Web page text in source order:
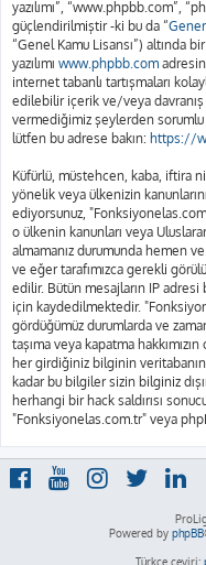
yazılımı”, “www.phpbb.com”,
güçlendirilmiştir -ki bu da “
“Genel Kamu Lisansı”) altında
yazılımı www.phpbb.com
internet tabanlı tartışmaları
edilebilir içerik ve/veya
vermediğimiz şeylerden
lütfen bu adrese bakın: https://
Küfürlü, müstehcen, kaba, iftira
yönelik veya ülkenizin
ediyorsunuz,
o ülkenin kanunları veya
almamanız durumunda hemen
ve eğer tarafımızca gerekli
edilir. Bütün mesajların IP adresi
için kaydedilmektedir.
gördüğümüz durumlarda ve
taşıma veya kapatma
her girdiğiniz bilginin
kadar bu bilgiler sizin bilginiz
herhangi bir hack saldırısı
"Fonksiyonelas.com.tr" veya
Powered by phpBB
Türkçe çeviri: